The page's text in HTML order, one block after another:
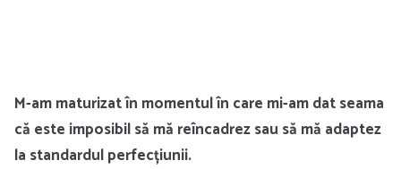
M-am maturizat în momentul în care mi-am dat seama
că este imposibil să mă reîncadrez sau să mă adaptez
la standardul perfecțiunii.